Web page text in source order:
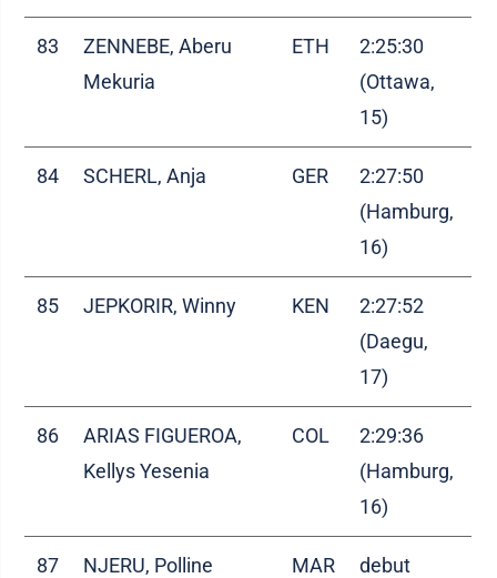
83
ZENNEBE, Aberu
Mekuria
ETH
2:25:30
(Ottawa,
15)
84 SCHERL, Anja GER
2:27:50
(Hamburg,
16)
85 JEPKORIR, Winny KEN
2:27:52
(Daegu,
17)
86
ARIAS FIGUEROA,
Kellys Yesenia
COL
2:29:36
(Hamburg,
16)
87
NJERU, Polline
MAR debut